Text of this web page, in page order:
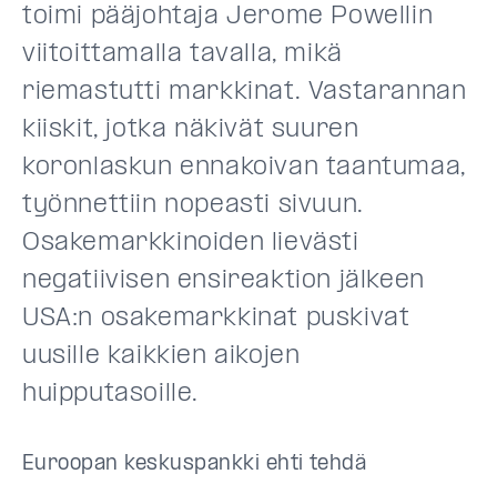
toimi pääjohtaja Jerome Powellin
viitoittamalla tavalla, mikä
riemastutti markkinat. Vastarannan
kiiskit, jotka näkivät suuren
koronlaskun ennakoivan taantumaa,
työnnettiin nopeasti sivuun.
Osakemarkkinoiden lievästi
negatiivisen ensireaktion jälkeen
USA:n osakemarkkinat puskivat
uusille kaikkien aikojen
huipputasoille.
Euroopan keskuspankki ehti tehdä